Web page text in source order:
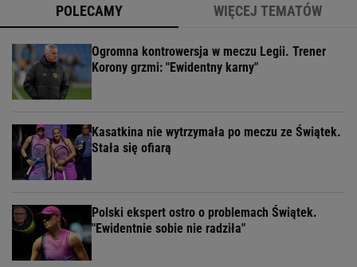
POLECAMY WIĘCEJ TEMATÓW
Ogromna kontrowersja w meczu Legii. Trener
Korony grzmi: "Ewidentny karny"
Kasatkina nie wytrzymała po meczu ze Świątek.
Stała się ofiarą
Polski ekspert ostro o problemach Świątek.
"Ewidentnie sobie nie radziła"